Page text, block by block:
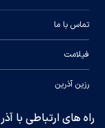
تماس با ما
فیلامت
رزین آذرین
راه های ارتباطی با